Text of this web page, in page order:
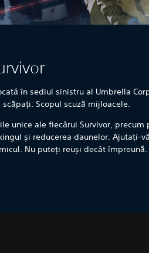
în sediul sinistru al Umbrella
Scopul scuză mijloacele.
unice ale fiecărui Survivor, precum
și reducerea daunelor. Ajutați-
Nu puteți reuși decât împreună.